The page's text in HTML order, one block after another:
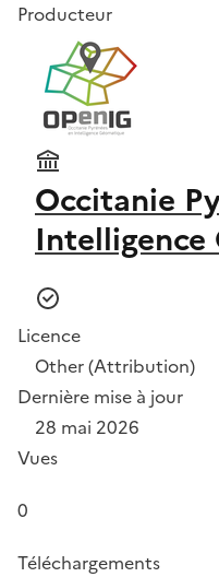
Producteur
Occitanie
Intelligence
Licence
Other (Attribution)
Dernière mise à jour
28 mai 2026
Vues
0
Téléchargements